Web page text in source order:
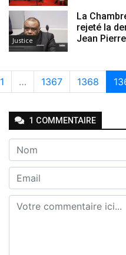
Justice
La
rejeté la
Jean
1 … 1367 1368
1 COMMENTAIRE